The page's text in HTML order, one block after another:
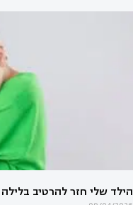
לי להיות מדריכת